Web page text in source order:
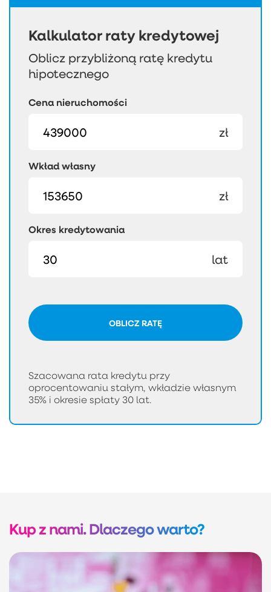
Kalkulator raty kredytowej
Oblicz przybliżoną ratę kredytu
hipotecznego
Cena nieruchomości
zł
Wkład własny
zł
Okres kredytowania
lat
OBLICZ RATĘ
Szacowana rata kredytu przy
oprocentowaniu stałym, wkładzie własnym
35% i okresie spłaty 30 lat.
Kup z nami. Dlaczego warto?